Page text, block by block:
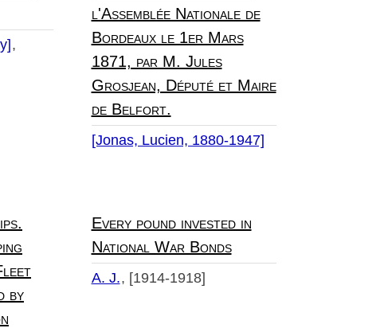
l'Assemblée Nationale de
Bordeaux le 1er Mars
1871, par M. Jules
Grosjean, Député et Maire
de Belfort.
[Jonas, Lucien, 1880-1947]
by
Every pound invested in
National War Bonds
A. J. [1914-1918]